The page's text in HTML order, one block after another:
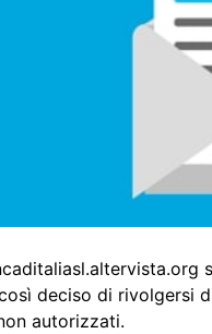
deciso di rivolgersi
autorizzati.